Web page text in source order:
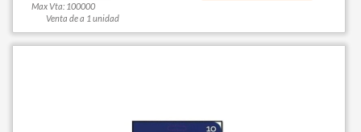
Max Vta: 100000
Venta de a 1 unidad